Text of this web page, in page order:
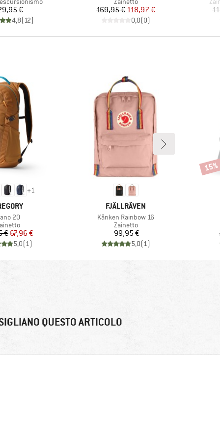
Prezzo
€
4,8(12)
Prezzo
169,95 €Prezzo ridotto
118,97 €
0,0(0)
+1
20
di prodotti
Prezzo
€Prezzo ridotto
67,96 €
5,0(1)
MARCHIO
FJÄLLRÄVEN
Articolo
Kånken Rainbow 16
Gruppo di prodotti
Zainetto
Prezzo
99,95 €
5,0(1)
15%
QUESTO ARTICOLO